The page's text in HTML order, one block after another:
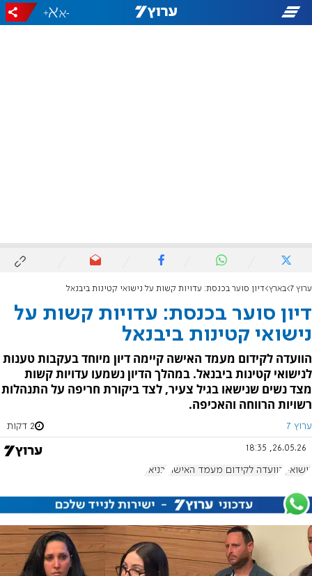
-
+
ערוץ 7 בארץ דיון סוער בכנסת: עדויות קשות על נישואי קטינות ביבנאל
דיון סוער בכנסת: עדויות קשות על
נישואי קטינות ביבנאל
הוועדה לקידום מעמד האישה קיימה דיון מיוחד בעקבות טענות
לנישואי קטינות ביבנאל. במהלך הדיון נשמעו עדויות קשות
מצד נשים שנישאו בגיל צעיר, לצד ביקורת חריפה על התנהלות
רשויות הרווחה והאכיפה.
ערוץ 7 2 דקות
26.05.26, 18:35
נישואין הוועדה לקידום מעמד האישה יבניאל